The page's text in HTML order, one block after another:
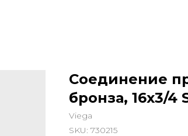
Соединение
бронза, 16x3/4
Viega
SKU: 730215